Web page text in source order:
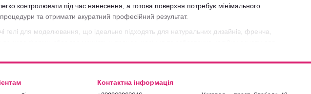
контролювати під час нанесення, а готова поверхня потребує мінімального
та отримати акуратний професійний результат.
гелі для моделювання, що ідеально підходять для натуральних дизайнів, френча,
Контактна інформація